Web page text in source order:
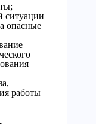
ситуации
опасные
работы